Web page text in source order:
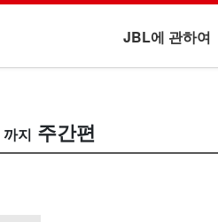
JBL에 관하여
주간편